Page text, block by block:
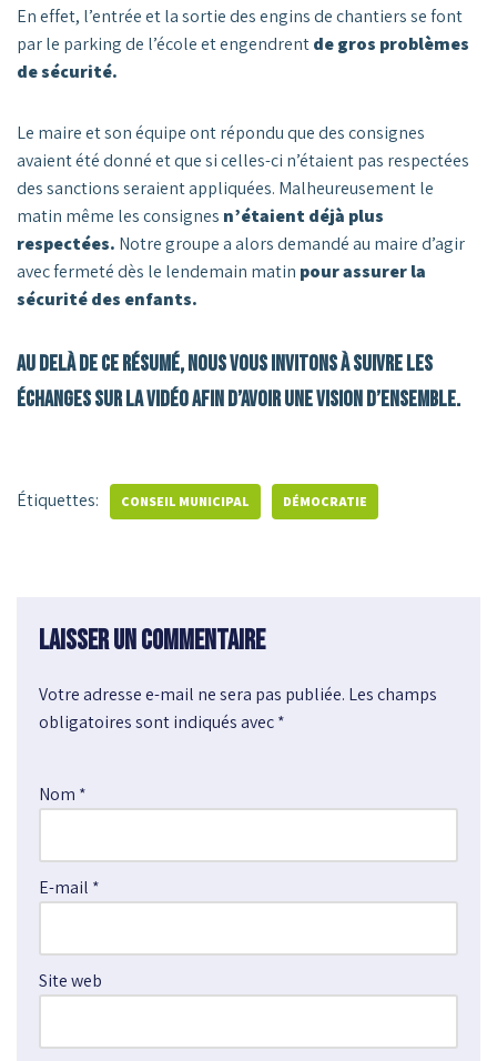
En effet, l’entrée et la sortie des engins de chantiers se font
par le parking de l’école et engendrentde gros problèmes
de sécurité.
Le maire et son équipe ont répondu que des consignes
avaient été donné et que si celles-ci n’étaient pas respectées
des sanctions seraient appliquées. Malheureusement le
matin même les consignes n’étaient déjà plus
respectées. Notre groupe a alors demandé au maire d’agir
avec fermeté dès le lendemain matin pour assurer la
sécurité des enfants.
Au delà de ce résumé, nous vous invitons à suivre les
échanges sur la vidéo afin d’avoir une vision d’ensemble.
Étiquettes: CONSEIL MUNICIPAL DÉMOCRATIE
Laisser un commentaire
Votre adresse e-mail ne sera pas publiée. Les champs
obligatoires sont indiqués avec*
Nom *
E-mail *
Site web
A
l
r
a
t
e
: